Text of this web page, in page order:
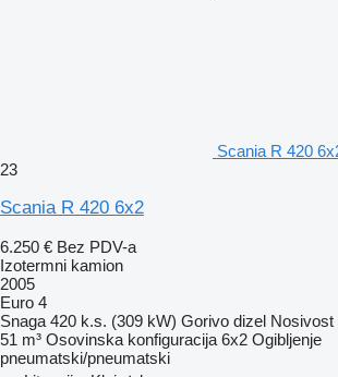
Scania R 420
23
Scania R 420 6x2
6.250 € Bez PDV-a
Izotermni kamion
2005
Euro 4
Snaga 420 k.s. (309 kW) Gorivo dizel Nosivost
51 m³ Osovinska konfiguracija 6x2 Ogibljenje
pneumatski/pneumatski